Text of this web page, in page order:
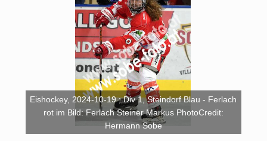
Eishockey, 2024-10-19 ; Div 1, Steindorf Blau - Ferlach
rot im Bild: Ferlach Steiner Markus PhotoCredit:
Hermann Sobe